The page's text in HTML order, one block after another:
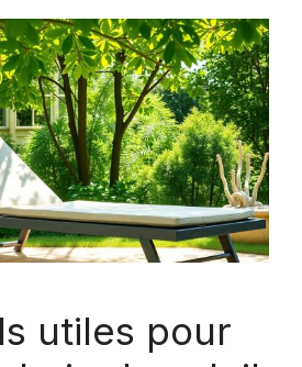
utiles pour